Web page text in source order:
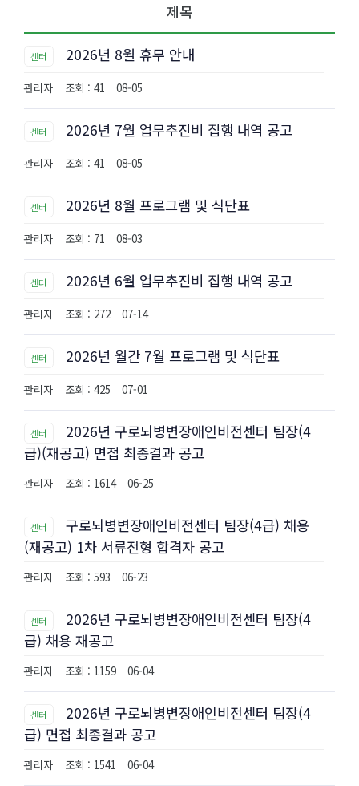
제목
센터 2026년 8월 휴무 안내
관리자 조회 : 41 08-05
센터 2026년 7월 업무추진비 집행 내역 공고
관리자 조회 : 41 08-05
센터 2026년 8월 프로그램 및 식단표
관리자 조회 : 71 08-03
센터 2026년 6월 업무추진비 집행 내역 공고
관리자 조회 : 272 07-14
센터 2026년 월간 7월 프로그램 및 식단표
관리자 조회 : 425 07-01
센터
2026년 구로뇌병변장애인비전센터 팀장(4
급)(재공고) 면접 최종결과 공고
관리자 조회 : 1614 06-25
센터
구로뇌병변장애인비전센터 팀장(4급) 채용
(재공고) 1차 서류전형 합격자 공고
관리자 조회 : 593 06-23
센터
2026년 구로뇌병변장애인비전센터 팀장(4
급) 채용 재공고
관리자 조회 : 1159 06-04
센터
2026년 구로뇌병변장애인비전센터 팀장(4
급) 면접 최종결과 공고
관리자 조회 : 1541 06-04